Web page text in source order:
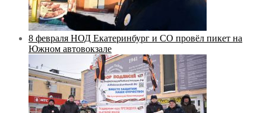
8 февраля НОД Екатеринбург и СО провёл пикет на
Южном автовокзале